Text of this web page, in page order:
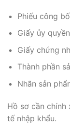
Phiếu công
Giấy ủy
Giấy chứng
Thành phần
Nhãn sản
Hồ sơ cần
tế nhập khẩu.